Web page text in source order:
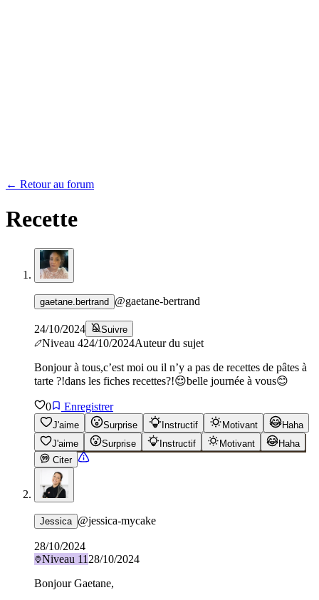
← Retour au forum
Recette
gaetane.bertrand @gaetane-bertrand
24/10/2024 Suivre
Niveau 424/10/2024Auteur du sujet
Bonjour à tous,c’est moi ou il n’y a pas de recettes de pâtes à
tarte ?!dans les fiches recettes?!😌belle journée à vous😊
0 Enregistrer
J'aime Surprise Instructif Motivant
Haha
J'aime
Surprise Instructif Motivant
Haha
Citer
Jessica @jessica-mycake
28/10/2024
Niveau 11 28/10/2024
Bonjour Gaetane,